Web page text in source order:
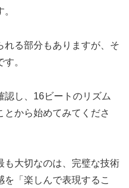
れる部分もありますが、そ
。
認し、16ビートのリズム
とから始めてみてくださ
も大切なのは、完璧な技術
「楽しんで表現するこ